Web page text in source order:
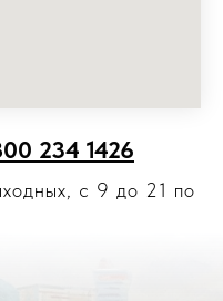
234 1426
с 9 до 21 по